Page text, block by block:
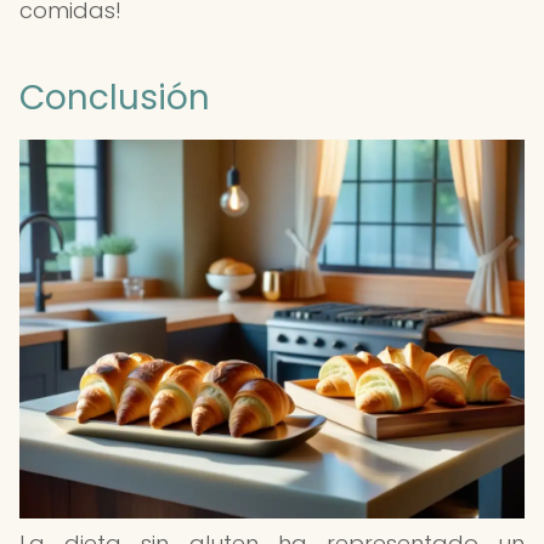
comidas!
Conclusión